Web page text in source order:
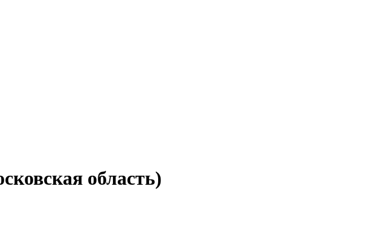
область)